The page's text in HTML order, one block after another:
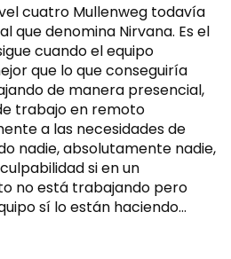
cuatro Mullenweg todavía
que denomina Nirvana. Es el
cuando el equipo
que lo que conseguiría
de manera presencial,
trabajo en remoto
a las necesidades de
nadie, absolutamente nadie,
si en un
no está trabajando pero
sí lo están haciendo…